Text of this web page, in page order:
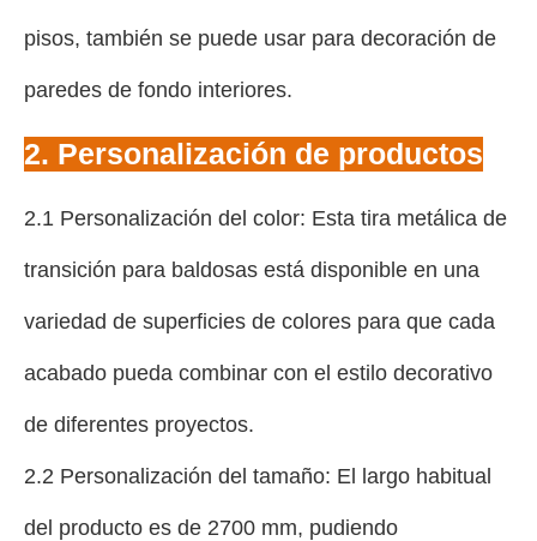
pisos, también se puede usar para decoración de
paredes de fondo interiores.
2. Personalización de productos
2.1 Personalización del color: Esta tira metálica de
transición para baldosas está disponible en una
variedad de superficies de colores para que cada
acabado pueda combinar con el estilo decorativo
de diferentes proyectos.
2.2 Personalización del tamaño: El largo habitual
del producto es de 2700 mm, pudiendo